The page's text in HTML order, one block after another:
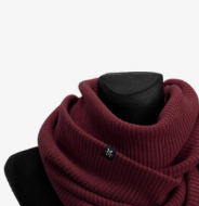
auf.
Die